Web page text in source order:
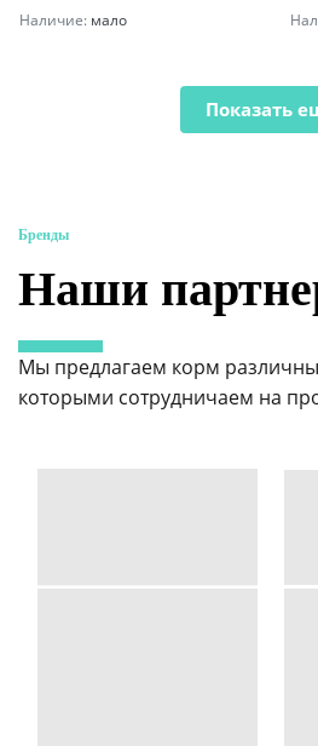
Наличие: мало
Показать
Бренды
Наши
Мы предлагаем корм
которыми сотрудничаем на